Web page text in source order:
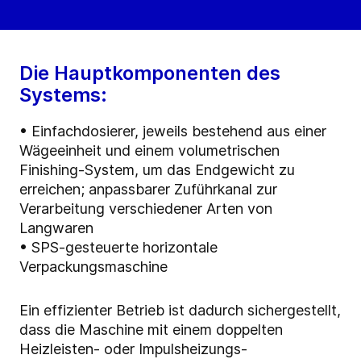
Die Hauptkomponenten des
Systems:
• Einfachdosierer, jeweils bestehend aus einer
Wägeeinheit und einem volumetrischen
Finishing-System, um das Endgewicht zu
erreichen; anpassbarer Zuführkanal zur
Verarbeitung verschiedener Arten von
Langwaren
• SPS-gesteuerte horizontale
Verpackungsmaschine
Ein effizienter Betrieb ist dadurch sichergestellt,
dass die Maschine mit einem doppelten
Heizleisten- oder Impulsheizungs-